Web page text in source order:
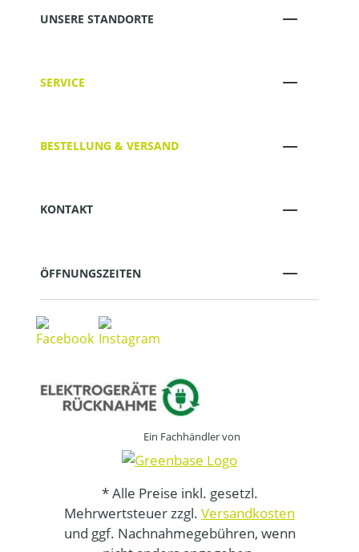
UNSERE STANDORTE
SERVICE
BESTELLUNG & VERSAND
KONTAKT
ÖFFNUNGSZEITEN
Ein Fachhändler von
* Alle Preise inkl. gesetzl.
Mehrwertsteuer zzgl. Versandkosten
und ggf. Nachnahmegebühren, wenn